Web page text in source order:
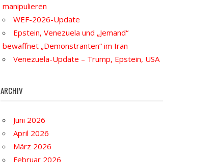
manipulieren
WEF-2026-Update
Epstein, Venezuela und „Jemand“
bewaffnet „Demonstranten“ im Iran
Venezuela-Update – Trump, Epstein, USA
ARCHIV
Juni 2026
April 2026
März 2026
Februar 2026